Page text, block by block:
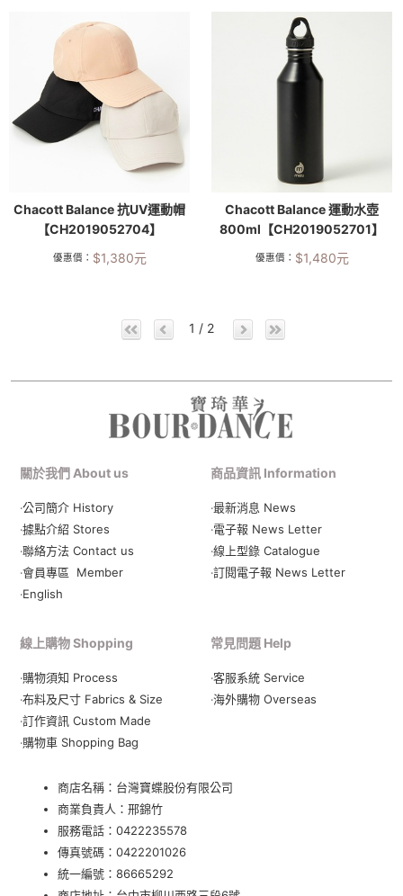
Chacott Balance 抗UV運動帽
【CH2019052704】
優惠價： $1,380元
Chacott Balance 運動水壺
800ml【CH2019052701】
優惠價： $1,480元
1 / 2
關於我們 About us
‧公司簡介 History
‧據點介紹 Stores
‧聯絡方法 Contact us
‧會員專區 Member
‧English
商品資訊 Information
‧最新消息 News
‧電子報 News Letter
‧線上型錄 Catalogue
‧訂閱電子報 News Letter
線上購物 Shopping
‧購物須知 Process
‧布料及尺寸 Fabrics & Size
‧訂作資訊 Custom Made
‧購物車 Shopping Bag
常見問題 Help
‧客服系統 Service
‧海外購物 Overseas
商店名稱：台灣寶蝶股份有限公司
商業負責人：邢錦竹
服務電話： 0422235578
傳真號碼：0422201026
統一編號：86665292